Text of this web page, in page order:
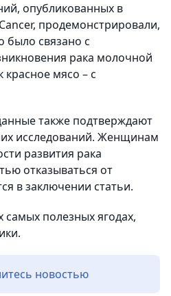
опубликованных в
продемонстрировали,
было связано с
рака молочной
красное мясо – с
также подтверждают
исследований. Женщинам
развития рака
отказываться от
в заключении статьи.
полезных ягодах,
новостью